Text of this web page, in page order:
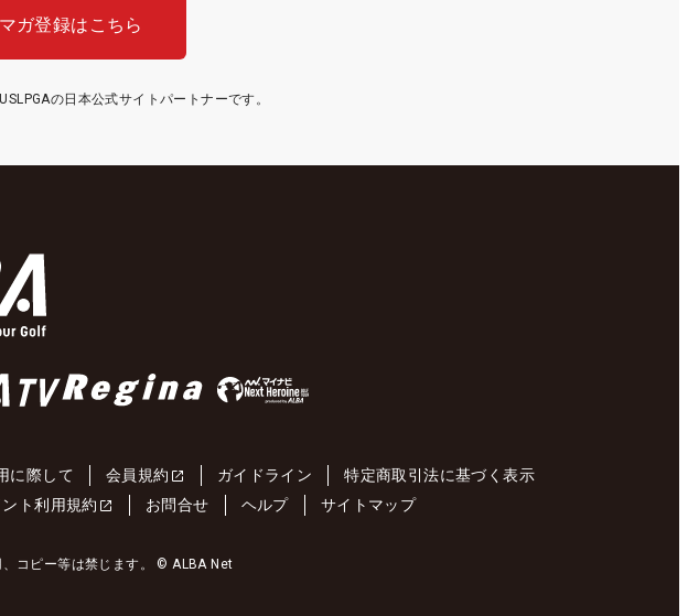
ガ登録はこちら
の日本公式サイトパートナーです。
に際して 会員規約 ガイドライン
特定商取引法に基づく表示
ント利用規約 お問合せ ヘルプ サイトマップ
コピー等は禁じます。 © ALBA Net